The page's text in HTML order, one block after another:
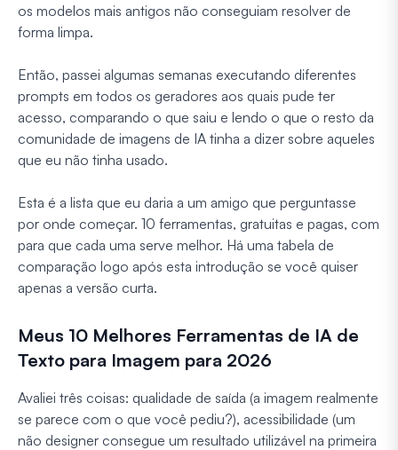
os modelos mais antigos não conseguiam resolver de
forma limpa.
Então, passei algumas semanas executando diferentes
prompts em todos os geradores aos quais pude ter
acesso, comparando o que saiu e lendo o que o resto da
comunidade de imagens de IA tinha a dizer sobre aqueles
que eu não tinha usado.
Esta é a lista que eu daria a um amigo que perguntasse
por onde começar. 10 ferramentas, gratuitas e pagas, com
para que cada uma serve melhor. Há uma tabela de
comparação logo após esta introdução se você quiser
apenas a versão curta.
Meus 10 Melhores Ferramentas de IA de
Texto para Imagem para 2026
Avaliei três coisas: qualidade de saída (a imagem realmente
se parece com o que você pediu?), acessibilidade (um
não designer consegue um resultado utilizável na primeira